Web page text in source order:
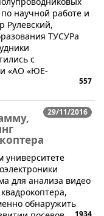
научной работе и
Рулевский,
ТУСУРа
с
«АО «ЮЕ-
557
29/11/2016
университете
для анализа видео
обнаружить